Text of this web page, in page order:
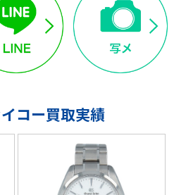
コー買取実績